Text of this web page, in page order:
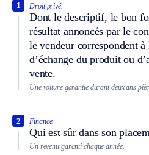
Droit privé.
Dont le descriptif, le bon
résultat annoncés par le
le vendeur correspondent
d’échange du produit ou
vente.
1
Une voiture garantie durant deux ans
Finance.
Qui est sûr dans son
2
Un revenu garanti chaque année.